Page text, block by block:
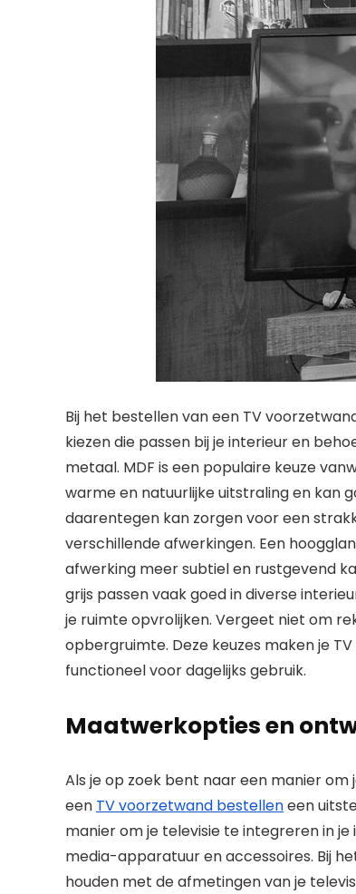
Bij het bestellen van een TV
kiezen die passen bij je interieur en
metaal. MDF is een populaire keuze
warme en natuurlijke uitstraling en kan
daarentegen kan zorgen voor een
verschillende afwerkingen. Een
afwerking meer subtiel en rustgevend
grijs passen vaak goed in diverse
je ruimte opvrolijken. Vergeet niet om
opbergruimte. Deze keuzes maken je
functioneel voor dagelijks gebruik.
Maatwerkopties en
Als je op zoek bent naar een manier
een TV voorzetwand bestelleneen
manier om je televisie te integreren in
media-apparatuur en accessoires. Bij
houden met de afmetingen van je